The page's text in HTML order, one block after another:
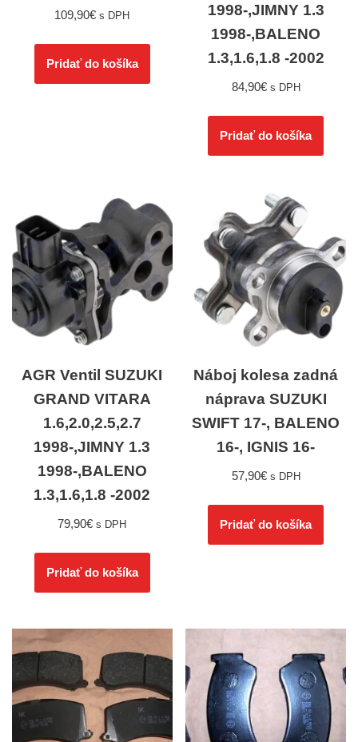
109,90€ s DPH
Pridať do košíka
1998-,JIMNY 1.3
1998-,BALENO
1.3,1.6,1.8 -2002
84,90€ s DPH
Pridať do košíka
AGR Ventil SUZUKI
GRAND VITARA
1.6,2.0,2.5,2.7
1998-,JIMNY 1.3
1998-,BALENO
1.3,1.6,1.8 -2002
79,90€ s DPH
Pridať do košíka
Náboj kolesa zadná
náprava SUZUKI
SWIFT 17-, BALENO
16-, IGNIS 16-
57,90€ s DPH
Pridať do košíka